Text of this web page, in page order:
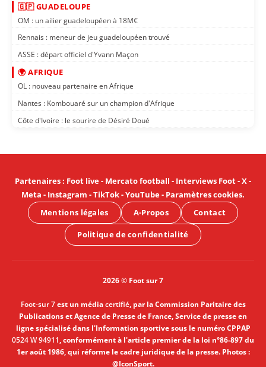
🇬🇵 GUADELOUPE
OM : un ailier guadeloupéen à 18M€
Rennais : meneur de jeu guadeloupéen trouvé
ASSE : départ officiel d'Yvann Maçon
🌍 AFRIQUE
OL : nouveau partenaire en Afrique
Nantes : Kombouaré sur un champion d'Afrique
Côte d'Ivoire : le sourire de Désiré Doué
Partenaires: Foot live- Mercato football - Interviews Foot-X-
Meta - Instagram -TikTok-YouTube- Paramètres cookies.
Mentions légales
A-Propos Contact
Politique de confidentialité
2026 © Foot sur 7
Foot-sur 7est un médiacertifié, par la Commission Paritaire des
Publications et Agence de Presse de France, Service de presse en
ligne spécialisé dans l'Information sportive sous le numéro CPPAP
0524 W 94911, conformément à l'article premier de la loi n°86-897 du
1er août 1986, qui réforme le cadre juridique de la presse. Photos :
@IconSport.